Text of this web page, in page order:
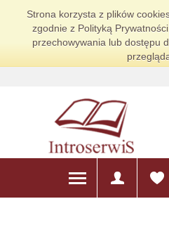
Strona korzysta z plików
zgodnie z Polityką
przechowywania lub dostępu